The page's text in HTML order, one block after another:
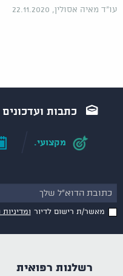
עו"ד מאיה אסולין, 22.11.2020
כתבות
מקצועי.
מאשר/ת רישום לדיור
רשלנות רפואית